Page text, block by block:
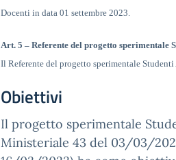
Docenti in data 01 settembre 2023.
Art. 5 – Referente del progetto sperimentale
Il Referente del progetto sperimentale
Obiettivi
Il progetto sperimentale
Ministeriale 43 del 03/03/